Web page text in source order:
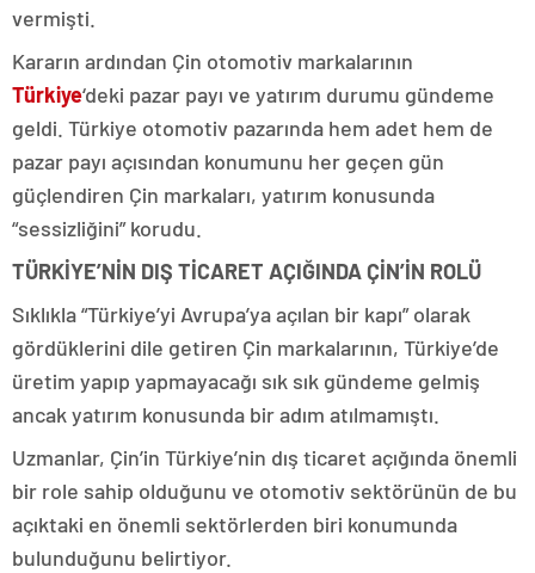
vermişti.
Kararın ardından Çin otomotiv markalarının
Türkiye‘deki pazar payı ve yatırım durumu gündeme
geldi. Türkiye otomotiv pazarında hem adet hem de
pazar payı açısından konumunu her geçen gün
güçlendiren Çin markaları, yatırım konusunda
“sessizliğini” korudu.
TÜRKİYE’NİN DIŞ TİCARET AÇIĞINDA ÇİN’İN ROLÜ
Sıklıkla “Türkiye’yi Avrupa’ya açılan bir kapı” olarak
gördüklerini dile getiren Çin markalarının, Türkiye’de
üretim yapıp yapmayacağı sık sık gündeme gelmiş
ancak yatırım konusunda bir adım atılmamıştı.
Uzmanlar, Çin’in Türkiye’nin dış ticaret açığında önemli
bir role sahip olduğunu ve otomotiv sektörünün de bu
açıktaki en önemli sektörlerden biri konumunda
bulunduğunu belirtiyor.